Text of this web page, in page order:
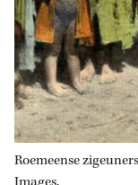
Roemeense